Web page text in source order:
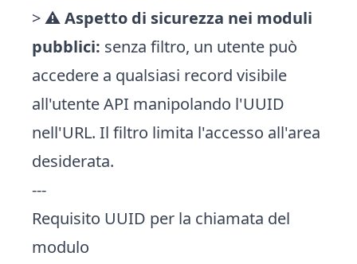
> ⚠️Aspetto di sicurezza nei moduli
pubblici: senza filtro, un utente può
accedere a qualsiasi record visibile
all'utente API manipolando l'UUID
nell'URL. Il filtro limita l'accesso all'area
desiderata.
---
Requisito UUID per la chiamata del
modulo